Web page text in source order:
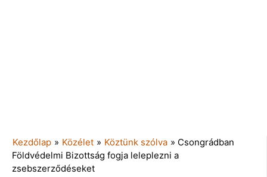
Kezdőlap » Közélet » Köztünk szólva » Csongrádban
Földvédelmi Bizottság fogja leleplezni a
zsebszerződéseket